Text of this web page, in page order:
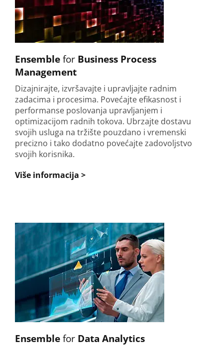
Ensemblefor Business Process
Management
Dizajnirajte, izvršavajte i upravljajte radnim
zadacima i procesima. Povećajte efikasnost i
performanse poslovanja upravljanjem i
optimizacijom radnih tokova. Ubrzajte dostavu
svojih usluga na tržište pouzdano i vremenski
precizno i tako dodatno povećajte zadovoljstvo
svojih korisnika.
Više informacija >
Ensemblefor Data Analytics